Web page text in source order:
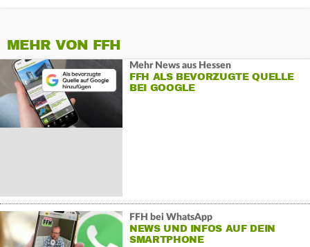
MEHR VON FFH
Mehr News aus Hessen
FFH ALS BEVORZUGTE QUELLE
BEI GOOGLE
FFH bei WhatsApp
NEWS UND INFOS AUF DEIN
SMARTPHONE